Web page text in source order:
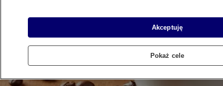
Akceptuję
Pokaż cele